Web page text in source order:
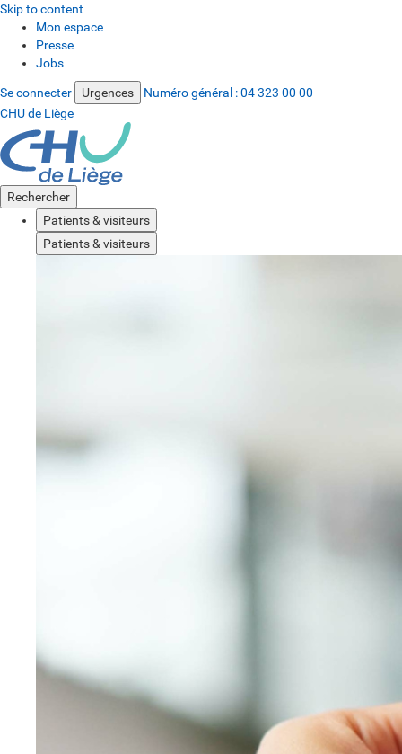
Skip to content
Mon espace
Presse
Jobs
Se connecter Urgences Numéro général :04 323 00 00
CHU de Liège
Rechercher
Patients & visiteurs
Patients & visiteurs